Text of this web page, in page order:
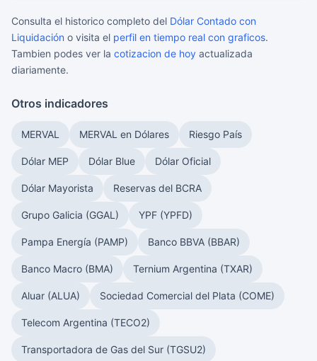
Consulta el historico completo del Dólar Contado con
Liquidación o visita el perfil en tiempo real con graficos.
Tambien podes ver la cotizacion de hoy actualizada
diariamente.
Otros indicadores
MERVAL MERVAL en Dólares Riesgo País
Dólar MEP Dólar Blue Dólar Oficial
Dólar Mayorista Reservas del BCRA
Grupo Galicia (GGAL) YPF (YPFD)
Pampa Energía (PAMP) Banco BBVA (BBAR)
Banco Macro (BMA) Ternium Argentina (TXAR)
Aluar (ALUA) Sociedad Comercial del Plata (COME)
Telecom Argentina (TECO2)
Transportadora de Gas del Sur (TGSU2)